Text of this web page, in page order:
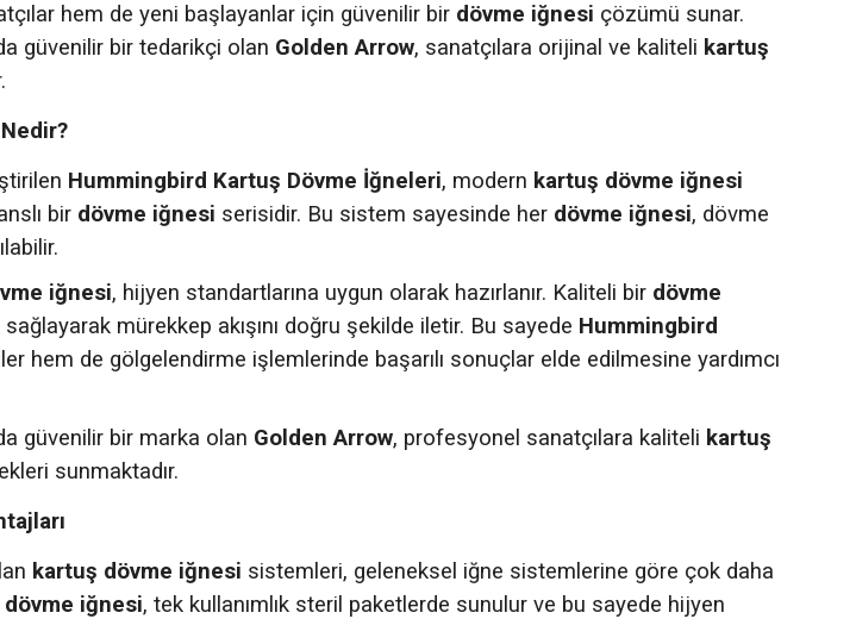
hem de yeni başlayanlar için güvenilir bir dövme iğnesi çözümü sunar.
güvenilir bir tedarikçi olan Golden Arrow, sanatçılara orijinal ve kaliteli kartuş
Hummingbird Kartuş Dövme İğneleri, modern kartuş dövme iğnesi
bir dövme iğnesi serisidir. Bu sistem sayesinde her dövme iğnesi, dövme
iğnesi, hijyen standartlarına uygun olarak hazırlanır. Kaliteli bir dövme
mürekkep akışını doğru şekilde iletir. Bu sayede Hummingbird
hem de gölgelendirme işlemlerinde başarılı sonuçlar elde edilmesine yardımcı
güvenilir bir marka olan Golden Arrow, profesyonel sanatçılara kaliteli kartuş
sunmaktadır.
kartuş dövme iğnesi sistemleri, geleneksel iğne sistemlerine göre çok daha
dövme iğnesi, tek kullanımlık steril paketlerde sunulur ve bu sayede hijyen